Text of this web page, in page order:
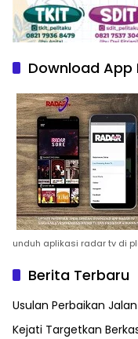
Download App
unduh aplikasi radar tv di
Berita Terbaru
Usulan Perbaikan
Kejati Targetkan